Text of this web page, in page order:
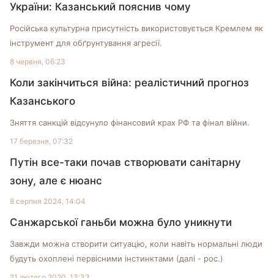
України: Казанський пояснив чому
Російська культурна присутність використовується Кремлем як
інструмент для обґрунтування агресії.
8 червня, 06:23
Коли закінчиться війна: реалістичний прогноз
Казанського
Зняття санкцій відсунуло фінансовий крах РФ та фінал війни.
17 березня, 07:32
Путін все-таки почав створювати санітарну
зону, але є нюанс
8 серпня 2024, 14:04
Санжарської ганьби можна було уникнути
Завжди можна створити ситуацію, коли навіть нормальні люди
будуть охоплені первісними інстинктами (далі - рос.)